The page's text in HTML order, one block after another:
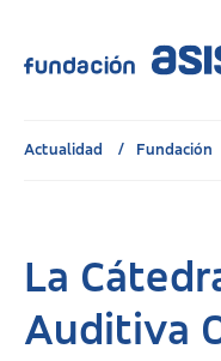
Actualidad Fundación
La
Auditiva